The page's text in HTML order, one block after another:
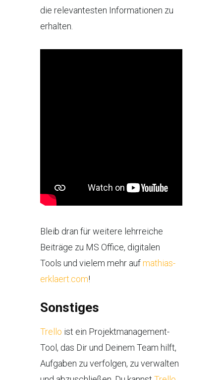
die relevantesten Informationen zu
erhalten.
Bleib dran für weitere lehrreiche
Beiträge zu MS Office, digitalen
Tools und vielem mehr aufmathias-
erklaert.com!
Sonstiges
Trello ist ein Projektmanagement-
Tool, das Dir und Deinem Team hilft,
Aufgaben zu verfolgen, zu verwalten